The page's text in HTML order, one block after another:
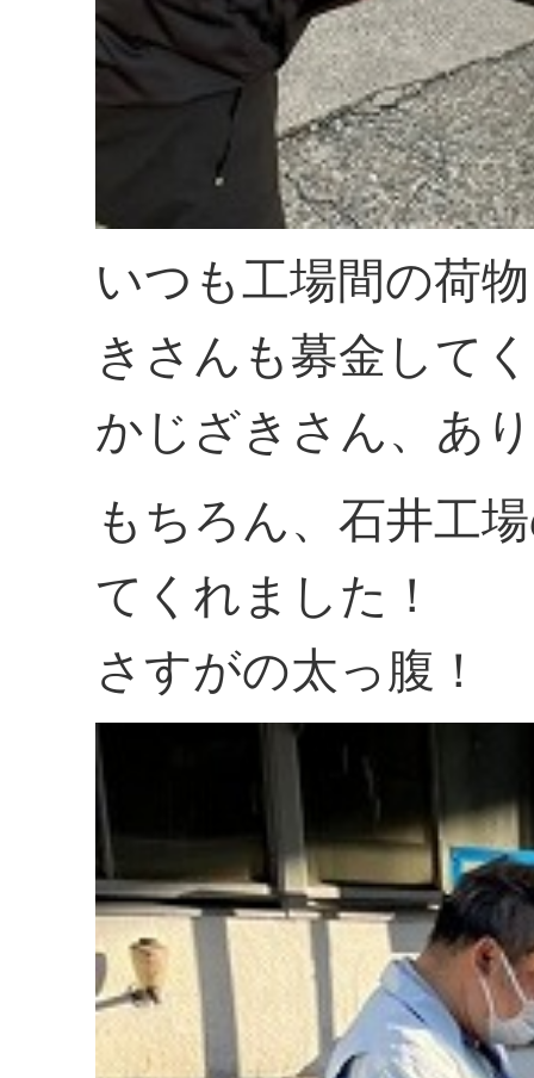
いつも工場間の荷
きさんも募金して
かじざきさん、あ
もちろん、石井工
てくれました！
さすがの太っ腹！